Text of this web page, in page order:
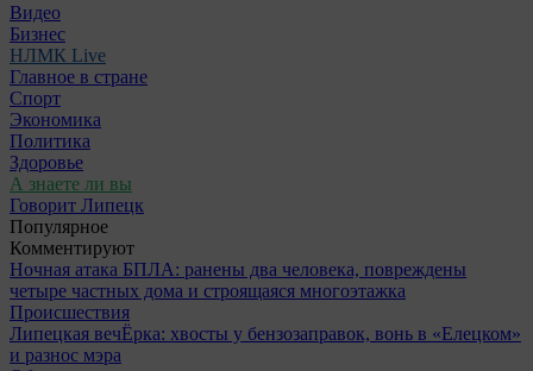
Видео
Бизнес
НЛМК Live
Главное в стране
Спорт
Экономика
Политика
Здоровье
А знаете ли вы
Говорит Липецк
Популярное
Комментируют
Ночная атака БПЛА: ранены два человека, повреждены
четыре частных дома и строящаяся многоэтажка
Происшествия
Липецкая вечЁрка: хвосты у бензозаправок, вонь в «Елецком»
и разнос мэра